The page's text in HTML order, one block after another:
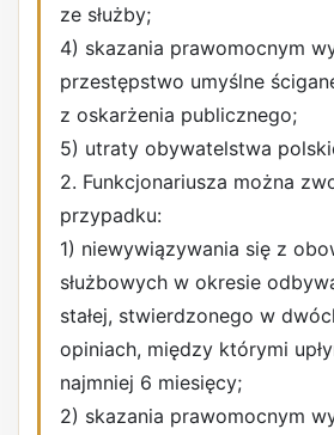
ze służby;
4) skazania prawomocnym
przestępstwo umyślne
z oskarżenia publicznego;
5) utraty obywatelstwa
2. Funkcjonariusza można
przypadku:
1) niewywiązywania się z
służbowych w okresie
stałej, stwierdzonego w
opiniach, między którymi
najmniej 6 miesięcy;
2) skazania prawomocnym